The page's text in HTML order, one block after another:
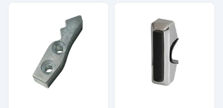
tem
várias
variantes.
As
opções
podem